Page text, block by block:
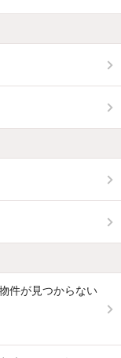
件が見つからない